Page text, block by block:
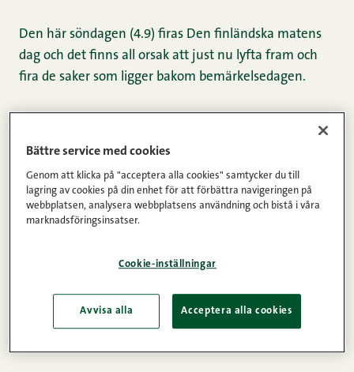
Den här söndagen (4.9) firas Den finländska matens
dag och det finns all orsak att just nu lyfta fram och
fira de saker som ligger bakom bemärkelsedagen.
inhemska livsmedel. Produkten är otroligt fin, men vi
reflekterar Kaisa Honkaharju som i vardagen är
mjölkbonde i Kannus.
Huhtala. Bägge talar om en respekt för gångna
generationers arbete när de reflekterar över sin roll i
Bättre service med cookies
Genom att klicka på "acceptera alla cookies" samtycker du till
lagring av cookies på din enhet för att förbättra navigeringen på
webbplatsen, analysera webbplatsens användning och bistå i våra
marknadsföringsinsatser.
Cookie-inställningar
Avvisa alla Acceptera alla cookies